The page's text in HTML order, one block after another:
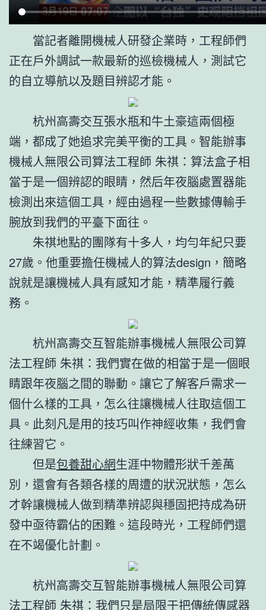
當記者離開機械人研發企業時，工程師們
正在戶外調試一款最新的巡檢機械人，測試它
的自立導航以及題目辨認才能。
杭州高壽交互張水瓶和牛土豪這兩個極
端，都成了她追求完美平衡的工具。智能辦事
機械人無限公司算法工程師 朱祺：算法盒子相
當于是一個辨認的眼睛，然后年夜腦處置器能
檢測出來這個工具，經由過程一些數據傳輸手
腕放到我們的平臺下面往。
朱祺地點的團隊有十多人，均勻年紀只要
27歲。他重要擔任機械人的算法design，簡略
說就是讓機械人具有感知才能，精準履行義
務。
杭州高壽交互智能辦事機械人無限公司算
法工程師 朱祺：我們實在做的相當于是一個眼
睛跟年夜腦之間的聯動。讓它了解客戶需求一
個什么樣的工具，怎么往讓機械人往取這個工
具。此刻凡是用的技巧叫作神經收集，我們會
往練習它。
但是包養甜心網生涯中物體形狀千差萬
別，還會有各類各樣的周遭的狀況狀態，怎么
才幹讓機械人做到精準辨認與穩固把持成為研
發中亟待霸佔的困難。這段時光，工程師們還
在不竭優化計劃。
杭州高壽交互智能辦事機械人無限公司算
法工程師 朱祺：我們只是局限于把傳統傳感器